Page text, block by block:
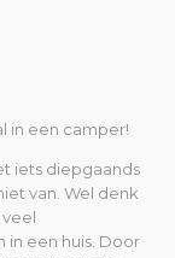
in een camper!
iets diepgaands
van. Wel denk
in een huis. Door